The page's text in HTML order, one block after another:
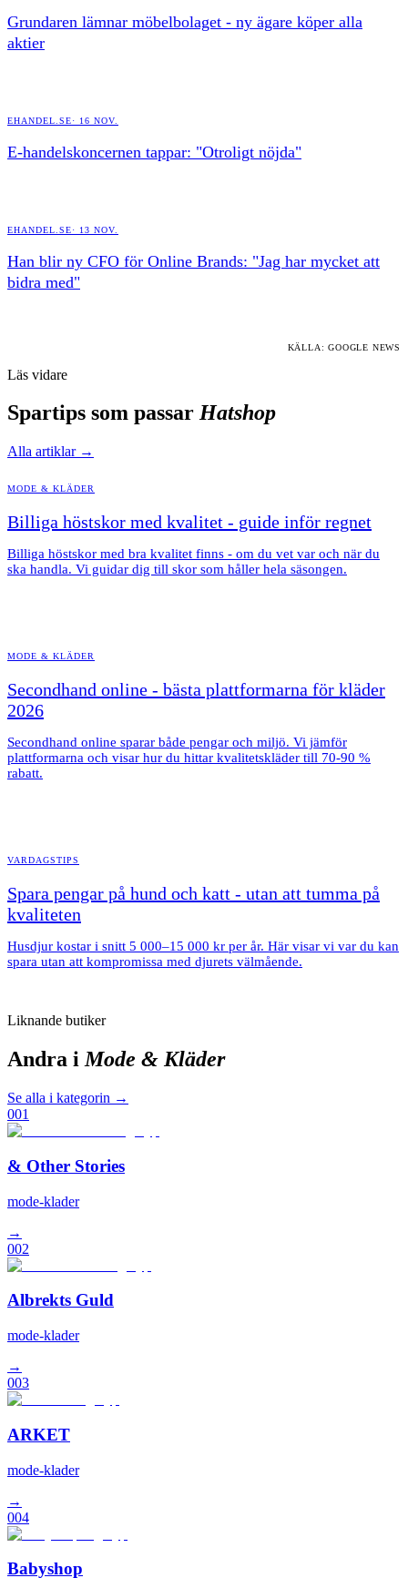
Grundaren lämnar möbelbolaget - ny ägare köper alla
aktier
EHANDEL.SE· 16 NOV.
E-handelskoncernen tappar: "Otroligt nöjda"
EHANDEL.SE· 13 NOV.
Han blir ny CFO för Online Brands: "Jag har mycket att
bidra med"
KÄLLA: GOOGLE NEWS
Läs vidare
Spartips som passar Hatshop
Alla artiklar →
MODE & KLÄDER
Billiga höstskor med kvalitet - guide inför regnet
Billiga höstskor med bra kvalitet finns - om du vet var och när du
ska handla. Vi guidar dig till skor som håller hela säsongen.
MODE & KLÄDER
Secondhand online - bästa plattformarna för kläder
2026
Secondhand online sparar både pengar och miljö. Vi jämför
plattformarna och visar hur du hittar kvalitetskläder till 70-90 %
rabatt.
VARDAGSTIPS
Spara pengar på hund och katt - utan att tumma på
kvaliteten
Husdjur kostar i snitt 5 000–15 000 kr per år. Här visar vi var du kan
spara utan att kompromissa med djurets välmående.
Liknande butiker
Andra i Mode & Kläder
Se alla i kategorin →
001
& Other Stories
mode-klader
→
002
Albrekts Guld
mode-klader
→
003
ARKET
mode-klader
→
004
Babyshop